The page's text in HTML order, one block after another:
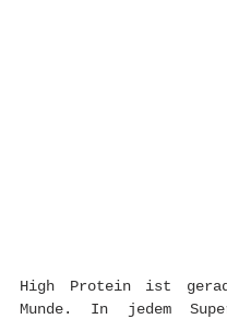
High Protein ist
Munde. In jedem